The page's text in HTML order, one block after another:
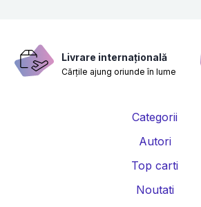
Livrare internațională
Cărțile ajung oriunde în lume
Categorii
Autori
Top carti
Noutati